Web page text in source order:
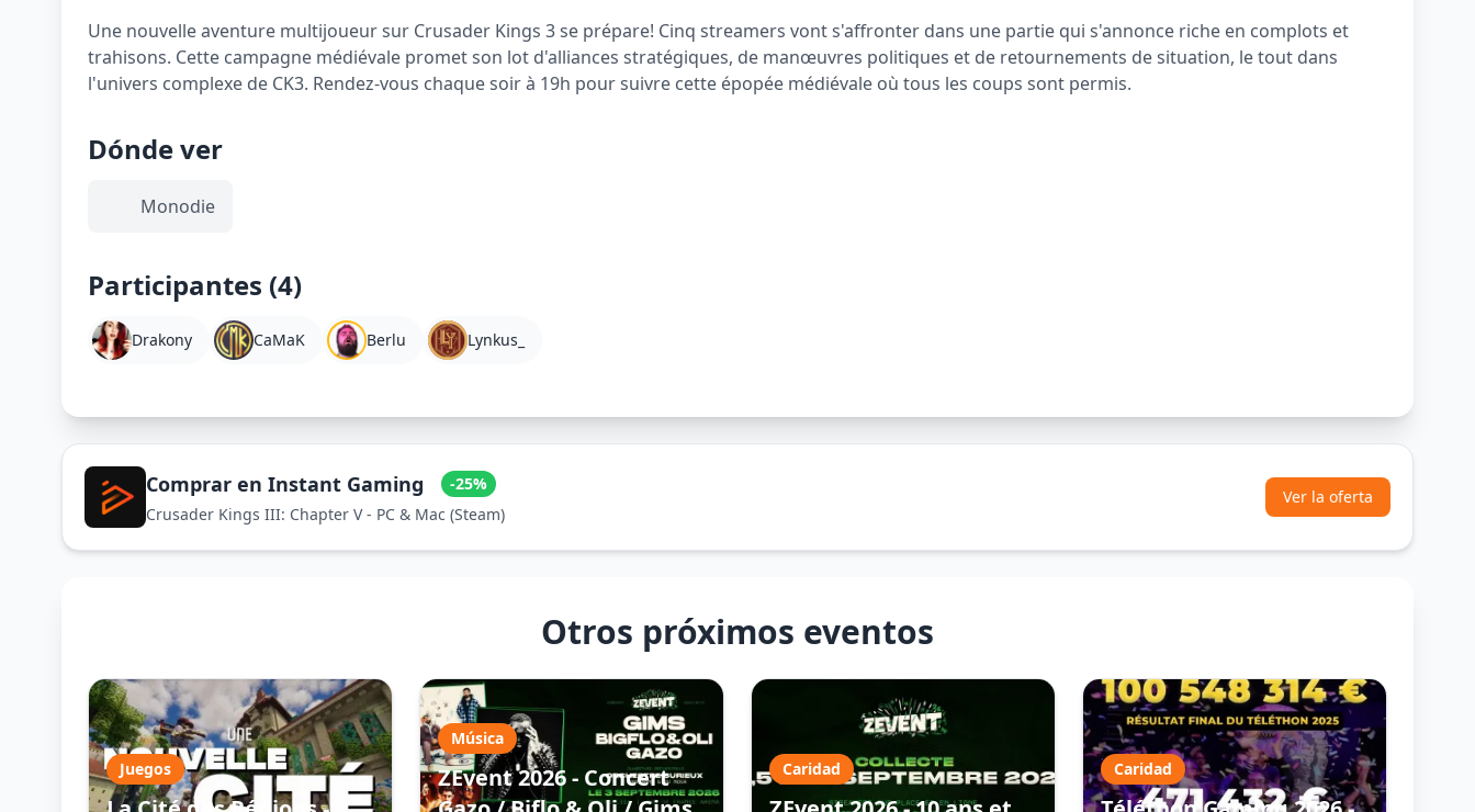
Une nouvelle aventure multijoueur sur Crusader Kings 3 se prépare! Cinq streamers vont s'affronter dans une partie qui s'annonce riche en complots et
trahisons. Cette campagne médiévale promet son lot d'alliances stratégiques, de manœuvres politiques et de retournements de situation, le tout dans
l'univers complexe de CK3. Rendez-vous chaque soir à 19h pour suivre cette épopée médiévale où tous les coups sont permis.
Dónde ver
Monodie
Participantes (4)
Drakony CaMaK Berlu Lynkus_
Comprar en Instant Gaming
-25%
Crusader Kings III: Chapter V - PC & Mac (Steam)
Ver la oferta
Otros próximos eventos
Juegos
Música
ZEvent 2026 - Concert
Caridad Caridad